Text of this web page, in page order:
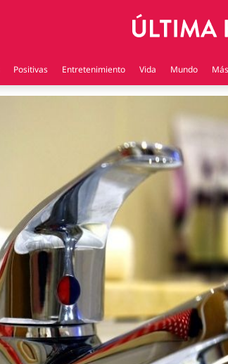
Positivas Entretenimiento Vida Mundo Más